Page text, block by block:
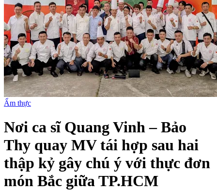
Ẩm thực
Nơi ca sĩ Quang Vinh – Bảo
Thy quay MV tái hợp sau hai
thập kỷ gây chú ý với thực đơn
món Bắc giữa TP.HCM